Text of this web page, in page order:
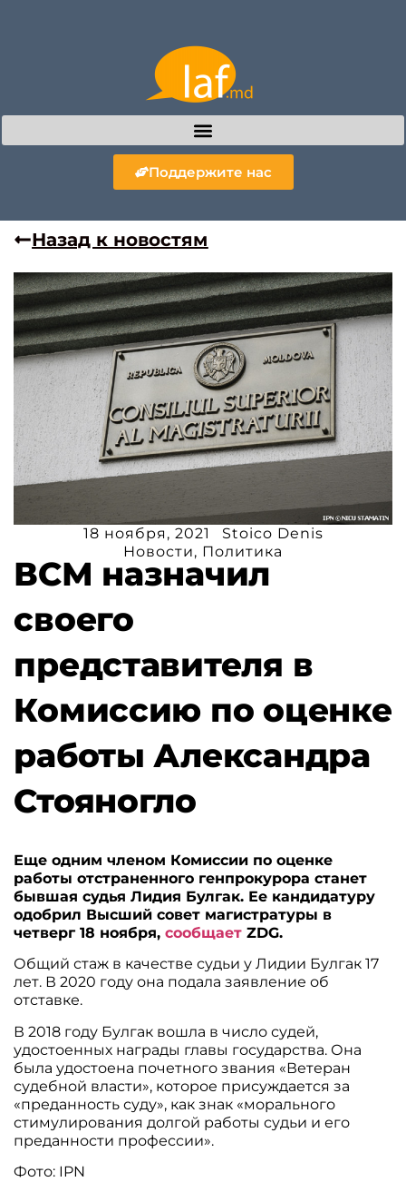
Поддержите нас
Назад к новостям
18 ноября, 2021
Stoico Denis
Новости, Политика
ВСМ назначил
своего
представителя в
Комиссию по оценке
работы Александра
Стояногло
Еще одним членом Комиссии по оценке
работы отстраненного генпрокурора станет
бывшая судья Лидия Булгак. Ее кандидатуру
одобрил Высший совет магистратуры в
четверг 18 ноября,сообщает ZDG.
Общий стаж в качестве судьи у Лидии Булгак 17
лет. В 2020 году она подала заявление об
отставке.
В 2018 году Булгак вошла в число судей,
удостоенных награды главы государства. Она
была удостоена почетного звания «Ветеран
судебной власти», которое присуждается за
«преданность суду», как знак «морального
стимулирования долгой работы судьи и его
преданности профессии».
Фото: IPN